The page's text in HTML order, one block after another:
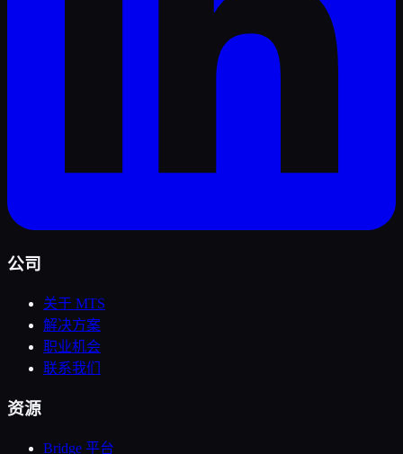
公司
关于 MTS
解决方案
职业机会
联系我们
资源
Bridge 平台